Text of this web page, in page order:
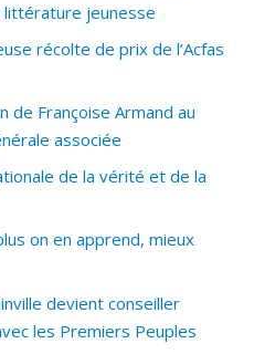
jeunesse
récolte de prix de l’Acfas
de Françoise Armand au
associée
de la vérité et de la
on en apprend, mieux
devient conseiller
les Premiers Peuples